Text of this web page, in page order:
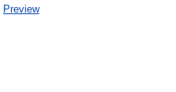
Preview